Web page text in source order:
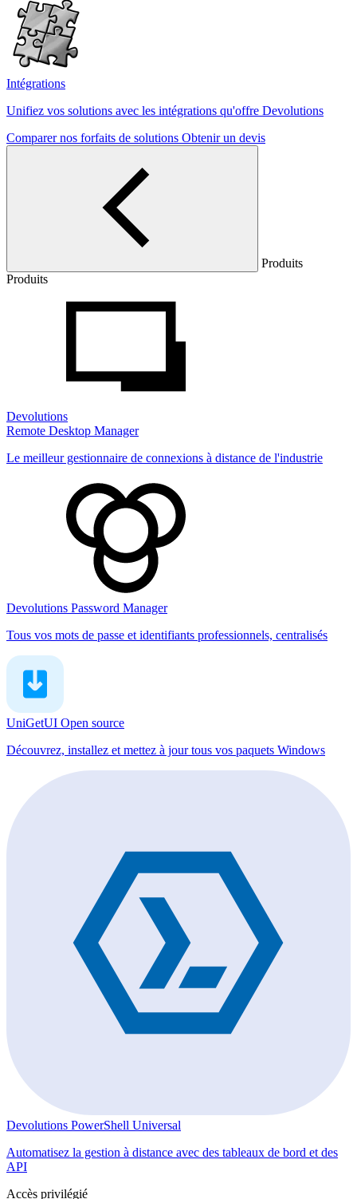
Intégrations
Unifiez vos solutions avec les intégrations qu'offre Devolutions
Comparer nos forfaits de solutions Obtenir un devis
Produits
Produits
Devolutions
Remote Desktop Manager
Le meilleur gestionnaire de connexions à distance de l'industrie
Devolutions Password Manager
Tous vos mots de passe et identifiants professionnels, centralisés
UniGetUI Open source
Découvrez, installez et mettez à jour tous vos paquets Windows
Devolutions PowerShell Universal
Automatisez la gestion à distance avec des tableaux de bord et des
API
Accès privilégié